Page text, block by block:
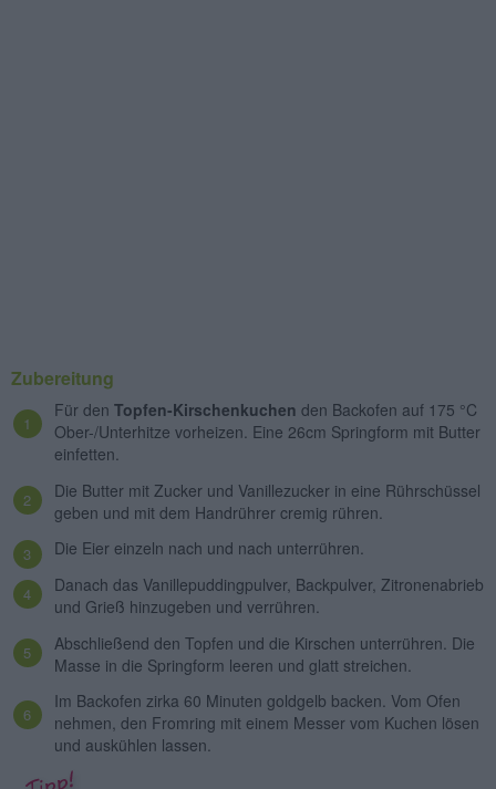
Zubereitung
Für den Topfen-Kirschenkuchen den Backofen auf 175 °C
Ober-/Unterhitze vorheizen. Eine 26cm Springform mit Butter
einfetten.
Die Butter mit Zucker und Vanillezucker in eine Rührschüssel
geben und mit dem Handrührer cremig rühren.
Die Eier einzeln nach und nach unterrühren.
Danach das Vanillepuddingpulver, Backpulver, Zitronenabrieb
und Grieß hinzugeben und verrühren.
Abschließend den Topfen und die Kirschen unterrühren. Die
Masse in die Springform leeren und glatt streichen.
Im Backofen zirka 60 Minuten goldgelb backen. Vom Ofen
nehmen, den Fromring mit einem Messer vom Kuchen lösen
und auskühlen lassen.